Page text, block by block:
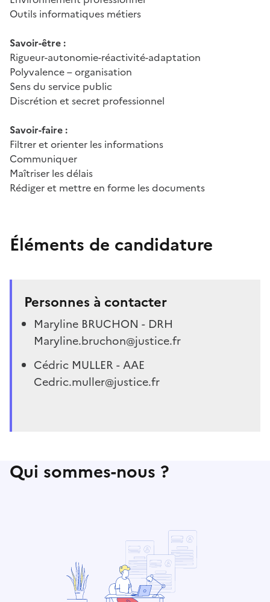
Outils informatiques métiers
Savoir-être :
Rigueur-autonomie-réactivité-adaptation
Polyvalence – organisation
Sens du service public
Discrétion et secret professionnel
Savoir-faire :
Filtrer et orienter les informations
Communiquer
Maîtriser les délais
Rédiger et mettre en forme les documents
Éléments de candidature
Personnes à contacter
Maryline BRUCHON - DRH
Maryline.bruchon@justice.fr
Cédric MULLER - AAE
Cedric.muller@justice.fr
Qui sommes-nous ?